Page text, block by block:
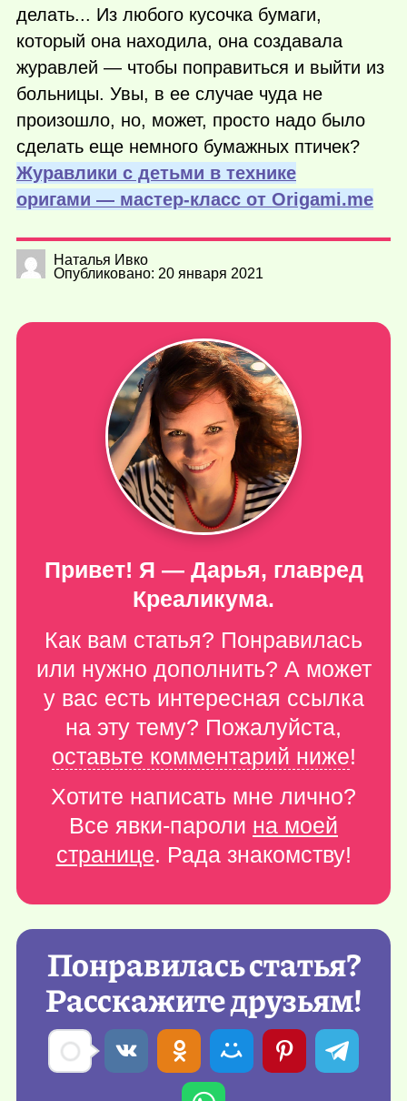
делать... Из любого кусочка бумаги,
который она находила, она создавала
журавлей — чтобы поправиться и выйти из
больницы. Увы, в ее случае чуда не
произошло, но, может, просто надо было
сделать еще немного бумажных птичек?
Журавлики с детьми в технике
оригами — мастер-класс от Оrigami.me
Наталья Ивко
Опубликовано: 20 января 2021
Привет! Я — Дарья, главред
Креаликума.
Как вам статья? Понравилась
или нужно дополнить? А может
у вас есть интересная ссылка
на эту тему? Пожалуйста,
оставьте комментарий ниже!
Хотите написать мне лично?
Все явки-пароли на моей
странице. Рада знакомству!
Понравилась статья?
Расскажите друзьям!